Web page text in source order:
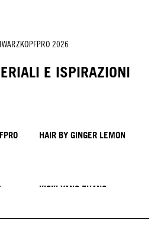
2026
E ISPIRAZIONI
HAIR BY GINGER LEMON
KICKI YANG ZHANG